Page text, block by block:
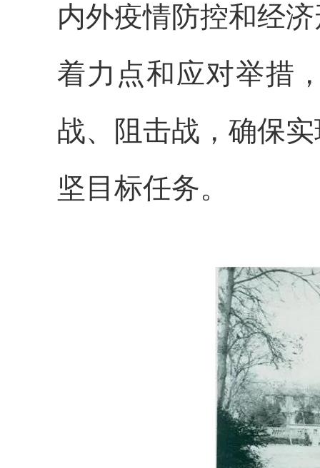
内外疫情防控和经
着力点和应对举措
战、阻击战，确保
坚目标任务。